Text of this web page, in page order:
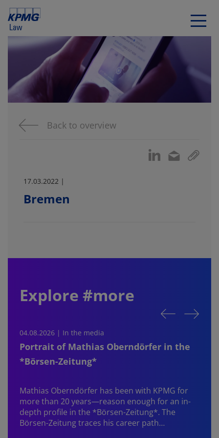
Back to overview
17.03.2022 |
Bremen
Explore #more
04.08.2026 | In the media
Portrait of Mathias Oberndörfer in the
*Börsen-Zeitung*
Mathias Oberndörfer has been with KPMG for
more than 20 years—reason enough for an in-
depth profile in the *Börsen-Zeitung*. The
Börsen-Zeitung traces his career path…